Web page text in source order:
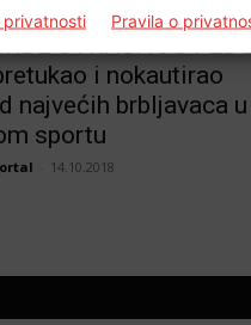
privatnosti Pravila o
STRAŠNOG
i nokautirao
najvećih brbljavaca u
sportu
14.10.2018